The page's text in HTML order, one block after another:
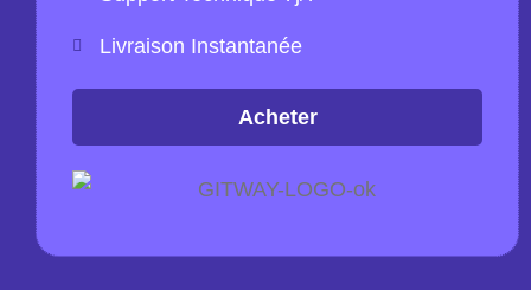
Livraison Instantanée
Acheter